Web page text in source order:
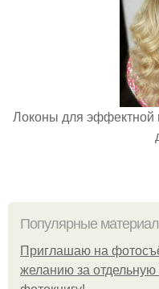
Локоны для эффектной
Популярные
Приглашаю на
желанию за